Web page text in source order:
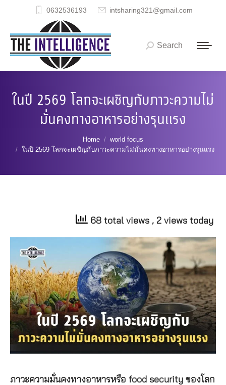
0632536193 intsharing321@gmail.com
Search:
Search
ในปี 2569 โลกจะเผชิญกับภาวะความไม่
มั่นคงทางอาหารอย่างรุนแรง
Home
world focus
ในปี 2569 โลกจะเผชิญกับภาวะความไม่มั่นคงทางอาหารอย่างรุนแรง
68 total views , 2 views today
ภาวะความมั่นคงทางอาหารหรือ food security ของโลก